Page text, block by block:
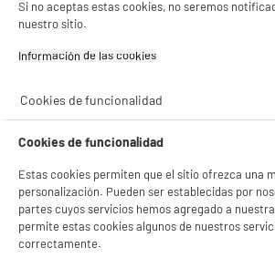
estadísticas anónimas basadas en tu navegación.
gestionando sus cookies.
Gestionar cookies
Si no aceptas estas cookies, no seremos
nuestro sitio.
Información de las cookies‎
Cookies de funcionalidad
Cookies de funcionalidad
Estas cookies permiten que el sitio ofrezca una
personalización. Pueden ser establecidas por
partes cuyos servicios hemos agregado a
permite estas cookies algunos de nuestros
correctamente.